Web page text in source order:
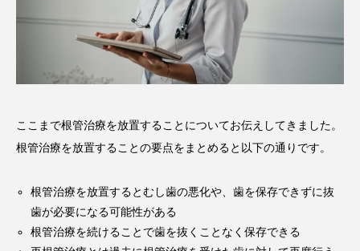
ここまで根管治療を放置することについてお伝えしてきました。
根管治療を放置することの要点をまとめると以下の通りです。
根管治療を放置するとむし歯の悪化や、歯を保存できずに抜
歯が必要になる可能性がある
根管治療を続けることで歯を抜くことなく保存できる